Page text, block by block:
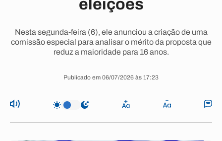
eleições
Nesta segunda-feira (6), ele anunciou a criação de uma
comissão especial para analisar o mérito da proposta que
reduz a maioridade para 16 anos.
Publicado em 06/07/2026 às 17:23